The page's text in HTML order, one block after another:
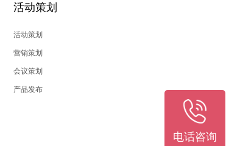
活动策划
活动策划
营销策划
会议策划
产品发布
电话咨询